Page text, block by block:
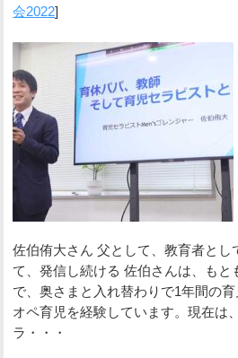
会2022]
佐伯侑大さん 父として、教育者とし
て、発信し続ける 佐伯さんは、もと
で、奥さまと入れ替わりで1年間の
オペ育児を経験しています。現在は
ラ・・・